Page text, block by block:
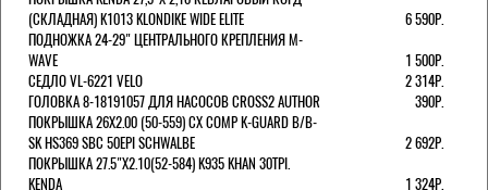
(СКЛАДНАЯ) K1013 KLONDIKE WIDE ELITE
6 590Р.
ПОДНОЖКА 24-29" ЦЕНТРАЛЬНОГО КРЕПЛЕНИЯ M-
WAVE
1 500Р.
СЕДЛО VL-6221 VELO
2 314Р.
ГОЛОВКА 8-18191057 ДЛЯ НАСОСОВ CROSS2 AUTHOR
390Р.
ПОКРЫШКА 26X2.00 (50-559) CX COMP K-GUARD B/B-
SK HS369 SBC 50EPI SCHWALBE
2 692Р.
ПОКРЫШКА 27.5"Х2.10(52-584) K935 KHAN 30TPI.
KENDA
1 324Р.